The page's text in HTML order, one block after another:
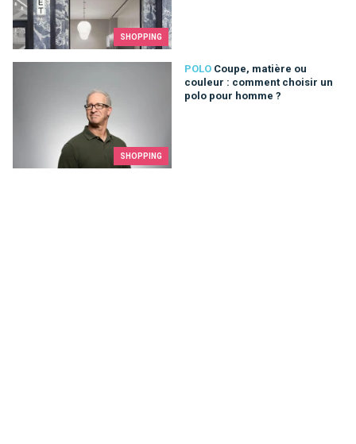
SHOPPING
SHOPPING
POLO Coupe, matière ou
couleur : comment choisir un
polo pour homme ?
Coupe, matière ou couleur : comment choisir un polo pour